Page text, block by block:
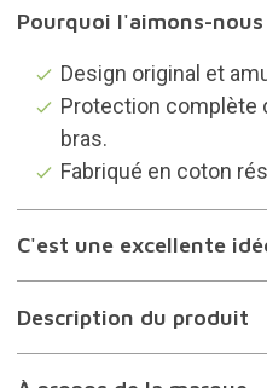
Pourquoi l'aimons-nous
Design original et
Protection complète
bras.
Fabriqué en coton
C'est une excellente
Description du produit